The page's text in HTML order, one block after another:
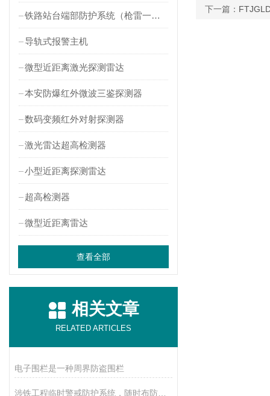
铁路站台端部防护系统（枪雷一体）
导轨式报警主机
微型近距离激光探测雷达
本安防爆红外微波三鉴探测器
数码变频红外对射探测器
激光雷达超高检测器
小型近距离探测雷达
超高检测器
微型近距离雷达
查看全部
相关文章
RELATED ARTICLES
电子围栏是一种周界防盗围栏
下一篇：